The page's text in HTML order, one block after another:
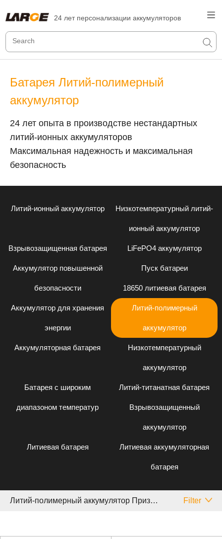
24 лет персонализации аккумуляторов
Батарея Литий-полимерный
аккумулятор
24 лет опыта в производстве нестандартных
литий-ионных аккумуляторов
Максимальная надежность и максимальная
безопасность
Литий-ионный аккумулятор Низкотемпературный литий-
ионный аккумулятор
Взрывозащищенная батарея LiFePO4 аккумулятор
Аккумулятор повышенной
безопасности
Пуск батареи
18650 литиевая батарея
Аккумулятор для хранения
энергии
Литий-полимерный
аккумулятор
Аккумуляторная батарея Низкотемпературный
аккумулятор
Батарея с широким
диапазоном температур
Литий-титанатная батарея
Взрывозащищенный
аккумулятор
Литиевая батарея Литиевая аккумуляторная
батарея
Литий-полимерный аккумулятор Призматический Особый Filter